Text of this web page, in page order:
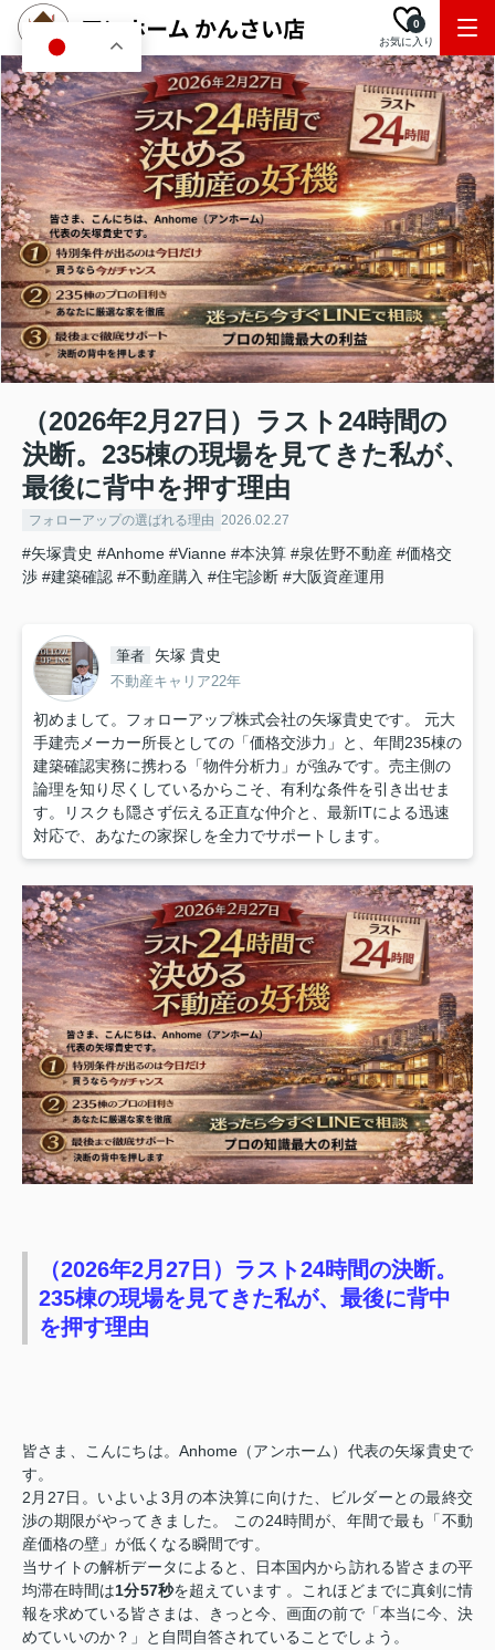
お気に入り
0
（2026年2月27日）ラスト24時間の
決断。235棟の現場を見てきた私が、
最後に背中を押す理由
フォローアップの選ばれる理由 2026.02.27
#矢塚貴史 #Anhome #Vianne #本決算 #泉佐野不動産 #価格交
渉 #建築確認 #不動産購入 #住宅診断 #大阪資産運用
筆者 矢塚 貴史
不動産キャリア22年
初めまして。フォローアップ株式会社の矢塚貴史です。 元大
手建売メーカー所長としての「価格交渉力」と、年間235棟の
建築確認実務に携わる「物件分析力」が強みです。売主側の
論理を知り尽くしているからこそ、有利な条件を引き出せま
す。リスクも隠さず伝える正直な仲介と、最新ITによる迅速
対応で、あなたの家探しを全力でサポートします。
（2026年2月27日）ラスト24時間の決断。
235棟の現場を見てきた私が、最後に背中
を押す理由
皆さま、こんにちは。Anhome（アンホーム）代表の矢塚貴史で
す。
2月27日。いよいよ3月の本決算に向けた、ビルダーとの最終交
渉の期限がやってきました。 この24時間が、年間で最も「不動
産価格の壁」が低くなる瞬間です。
当サイトの解析データによると、日本国内から訪れる皆さまの平
均滞在時間は1分57秒を超えています 。これほどまでに真剣に情
報を求めている皆さまは、きっと今、画面の前で「本当に今、決
めていいのか？」と自問自答されていることでしょう。